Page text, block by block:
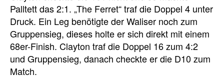
Palltett das 2:1. „The Ferret“ traf die Doppel 4 unter
Druck. Ein Leg benötigte der Waliser noch zum
Gruppensieg, dieses holte er sich direkt mit einem
68er-Finish. Clayton traf die Doppel 16 zum 4:2
und Gruppensieg, danach checkte er die D10 zum
Match.